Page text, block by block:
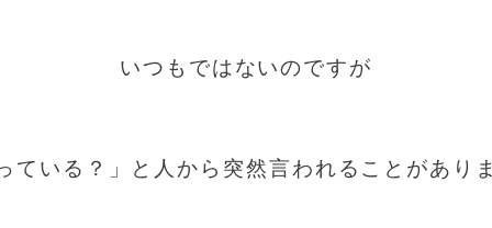
いつもではないのですが
ている？」と人から突然言われることがあり